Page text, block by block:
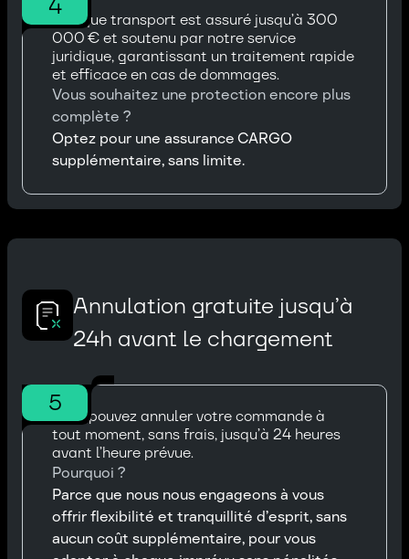
4Chaque transport est assuré jusqu’à 300
000 € et soutenu par notre service
juridique, garantissant un traitement rapide
et efficace en cas de dommages.
Vous souhaitez une protection encore plus
complète ?
Optez pour une assurance CARGO
supplémentaire, sans limite.
Annulation gratuite jusqu’à
24h avant le chargement
5
Vous pouvez annuler votre commande à
tout moment, sans frais, jusqu’à 24 heures
avant l’heure prévue.
Pourquoi ?
Parce que nous nous engageons à vous
offrir flexibilité et tranquillité d’esprit, sans
aucun coût supplémentaire, pour vous